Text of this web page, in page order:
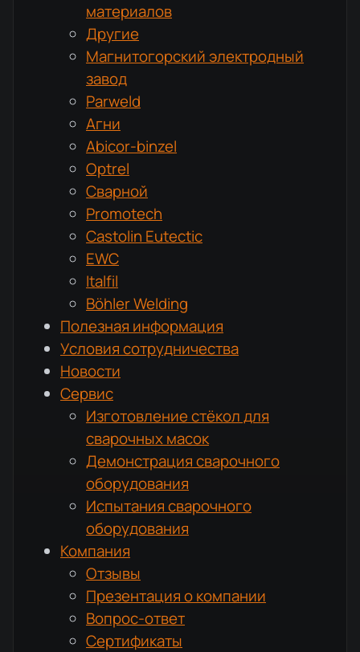
материалов
Другие
Магнитогорский электродный
завод
Parweld
Агни
Abicor-binzel
Optrel
Сварной
Promotech
Castolin Eutectic
EWC
Italfil
Böhler Welding
Полезная информация
Условия сотрудничества
Новости
Сервис
Изготовление стёкол для
сварочных масок
Демонстрация сварочного
оборудования
Испытания сварочного
оборудования
Компания
Отзывы
Презентация о компании
Вопрос-ответ
Сертификаты